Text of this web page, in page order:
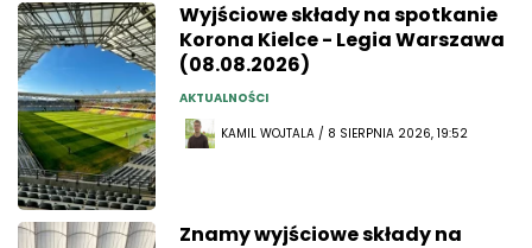
Wyjściowe składy na spotkanie
Korona Kielce - Legia Warszawa
(08.08.2026)
AKTUALNOŚCI
KAMIL WOJTALA / 8 SIERPNIA 2026, 19:52
Znamy wyjściowe składy na